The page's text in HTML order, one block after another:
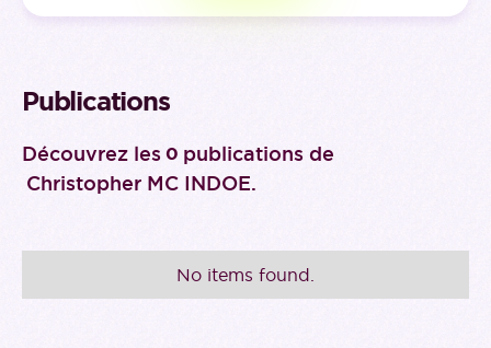
Publications
Découvrez les 0 publications de
Christopher MC INDOE.
No items found.